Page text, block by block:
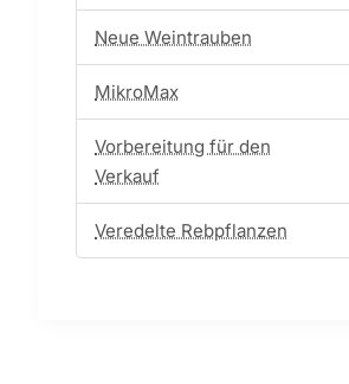
Neue Weintrauben
MikroMax
Vorbereitung für den
Verkauf
Veredelte Rebpflanzen